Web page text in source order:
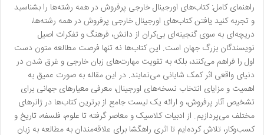
راهنمای کامل: کتاب‌های اورجینال خارجی پرفروش در همه رشته‌ها را بشناسید
و تجربه کنید یافتن کتاب‌های اورجینال خارجی پرفروش در همه رشته‌ها،
دریچه‌ای به سوی گنجینه‌ای بی‌کران از دانش، فرهنگ و تفکرات اصیل
نویسندگان بزرگ جهان است. این کتاب‌ها نه تنها فرصت مطالعه متون دست
اول را فراهم می‌کنند، بلکه به تقویت مهارت‌های زبان خارجی و غرق شدن در
دنیای واقعی اثر کمک شایانی می‌نمایند. در این مقاله به صورت عمیق به
اهمیت و مزایای انتخاب نسخه‌های اورجینال، معرفی معیارهای جهانی برای
تشخیص آثار پرفروش، و ارائه یک لیست جامع از برترین کتاب‌ها در ژانرهای
مختلف می‌پردازیم. از ادبیات کلاسیک و معاصر گرفته تا علوم، فلسفه، تاریخ و
کسب‌وکار، تلاش کرده‌ایم تا اثری راهگشا برای علاقه‌مندان به مطالعه به زبان